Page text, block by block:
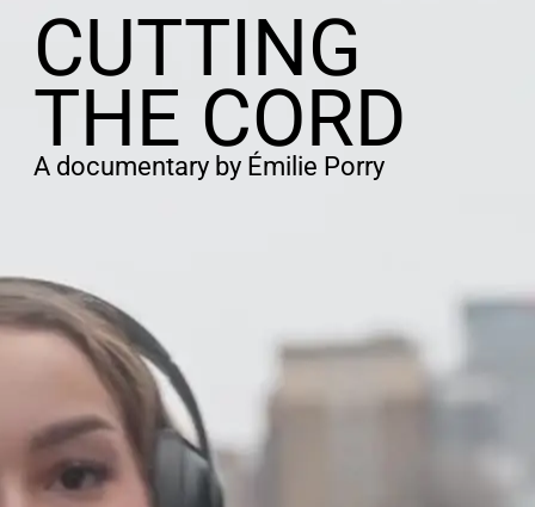
CUTTING
THE CORD
A documentary by Émilie Porry